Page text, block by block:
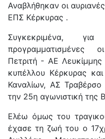
Αναβλήθηκαν οι
ΕΠΣ Κέρκυρας .
Συγκεκριμένα,
προγραμματισμένες
Πετριτή - ΑΕ Λευκίμμης
κυπέλλου Κέρκυρας
Καναλίων, ΑΣ
την 25η αγωνιστική της
Ελέω όμως του
έχασε τη ζωή του ο